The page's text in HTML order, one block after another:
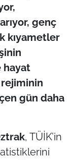
genç
kıyametler
hayat
rejiminin
gün daha
, TÜİK’in